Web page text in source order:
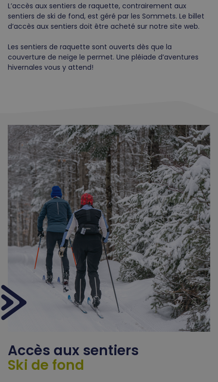
L’accès aux sentiers de raquette, contrairement aux
sentiers de ski de fond, est géré par les Sommets. Le billet
d’accès aux sentiers doit être acheté sur notre site web.
Les sentiers de raquette sont ouverts dès que la
couverture de neige le permet. Une pléiade d’aventures
hivernales vous y attend!
Accès aux sentiers
Ski de fond